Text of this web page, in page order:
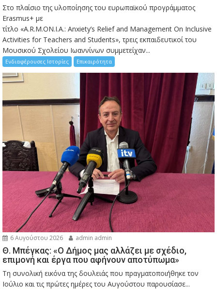
Στο πλαίσιο της υλοποίησης του ευρωπαϊκού προγράμματος
Erasmus+ με
τίτλο «A.R.M.ON.I.A.: Anxiety’s Relief and Management On Inclusive
Activities for Teachers and Students», τρεις εκπαιδευτικοί του
Μουσικού Σχολείου Ιωαννίνων συμμετείχαν...
Ενδιαφέρουσες Ιστορίες Επικαιρότητα
6 Αυγούστου 2026 admin admin
Θ. Μπέγκας: «Ο Δήμος μας αλλάζει με σχέδιο,
επιμονή και έργα που αφήνουν αποτύπωμα»
Τη συνολική εικόνα της δουλειάς που πραγματοποιήθηκε τον
Ιούλιο και τις πρώτες ημέρες του Αυγούστου παρουσίασε...